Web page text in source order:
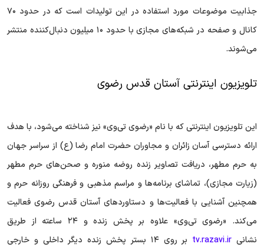
جذابیت موضوعات مورد استفاده در این تولیدات است که در حدود ۷۰
کانال و صفحه در شبکه‌های مجازی با حدود ۱۰ میلیون دنبال‌کننده منتشر
می‌شوند.
تلویزیون اینترنتی آستان قدس رضوی
این تلویزیون اینترنتی که با نام «رضوی تی‌‎وی» نیز شناخته می‌شود، با هدف
ارائه دسترسی آسان زائران و مجاوران حضرت امام رضا (ع) از سراسر جهان
به حرم مطهر، دریافت تصاویر زنده روضه منوره و صحن‌های حرم مطهر
(زیارت مجازی)، تماشای برنامه‌ها و مراسم مذهبی و فرهنگی روزانه حرم و
همچنین آشنایی با فعالیت‌ها و دستاورد‌های آستان قدس رضوی فعالیت
می‌کند. «رضوی تی‎‌وی» علاوه بر پخش زنده و ۲۴ ساعته از طریق
نشانی tv.razavi.ir
بر روی ۱۴ بستر پخش زنده دیگر داخلی و خارجی